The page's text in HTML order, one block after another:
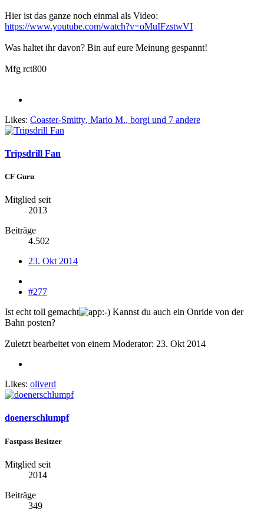
Hier ist das ganze noch einmal als Video:
https://www.youtube.com/watch?v=oMuIFzstwVI
Was haltet ihr davon? Bin auf eure Meinung gespannt!
Mfg rct800
Likes: Coaster-Smitty, Mario M., borgi und 7 andere
Tripsdrill Fan
CF Guru
Mitglied seit
2013
Beiträge
4.502
23. Okt 2014
#277
Ist echt toll gemacht
Kannst du auch ein Onride von der
Bahn posten?
Zuletzt bearbeitet von einem Moderator: 23. Okt 2014
Likes: oliverd
doenerschlumpf
Fastpass Besitzer
Mitglied seit
2014
Beiträge
349